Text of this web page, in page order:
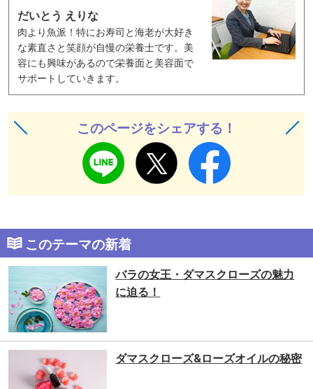
だいとう えりな
肉より魚派！特にお寿司と海老が大好き
な素直さと笑顔が自慢の栄養士です。 美
容にも興味があるので栄養面と美容面で
サポートしていき ます。
このページをシェアする！
このテーマの新着
バラの女王・ダマスクローズの魅力
に迫る！
ダマスクローズ&ローズオイルの秘密